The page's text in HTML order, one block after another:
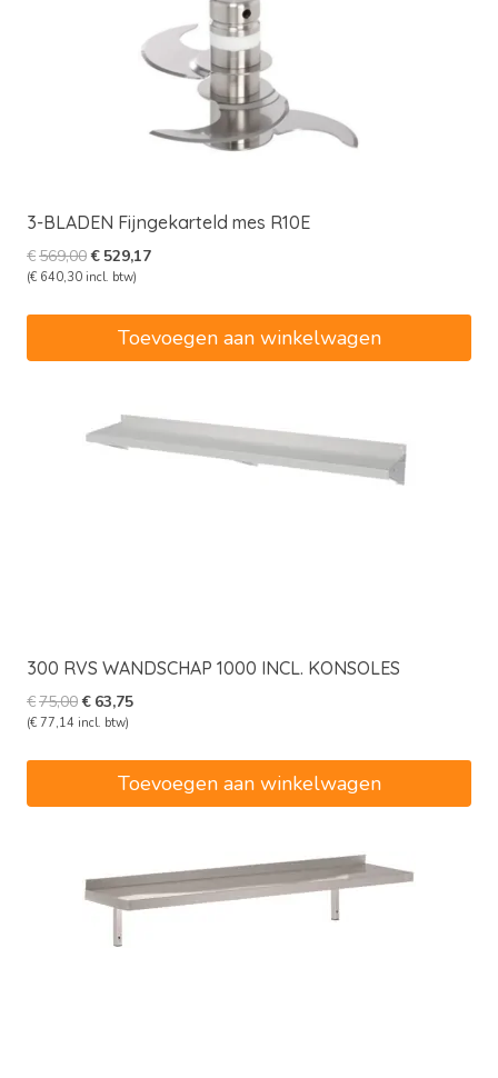
3-BLADEN Fijngekarteld mes R10E
€569,00Oorspronkelijke
prijs
€569,00.
€ 529,17Huidige
(€ 640,30 incl. btw)
Toevoegen aan winkelwagen
300 RVS WANDSCHAP 1000 INCL. KONSOLES
€75,00Oorspronkelijke
prijs
€75,00.
€ 63,75Huidige
(€ 77,14 incl. btw)
Toevoegen aan winkelwagen